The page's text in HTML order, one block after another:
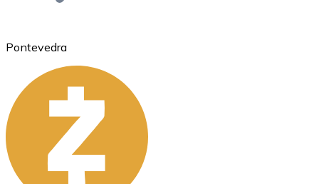
Ethereum
ETH
Pontevedra